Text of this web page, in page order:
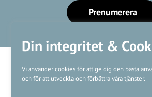
Din integritet &
Vi använder cookies för att ge dig den bästa
och för att utveckla och förbättra våra tjänster.
Prenumerera